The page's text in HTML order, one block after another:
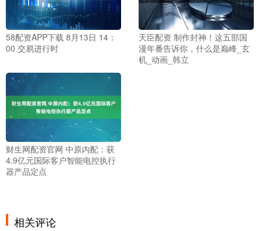
58配资APP下载 8月13日 14：
00 交易进行时
天臣配资 制作封神！这五部国
漫年番告诉你，什么是巅峰_玄
机_动画_韩立
财生网配资官网 中原内配：获
4.9亿元国际客户智能电控执行
器产品定点
相关评论